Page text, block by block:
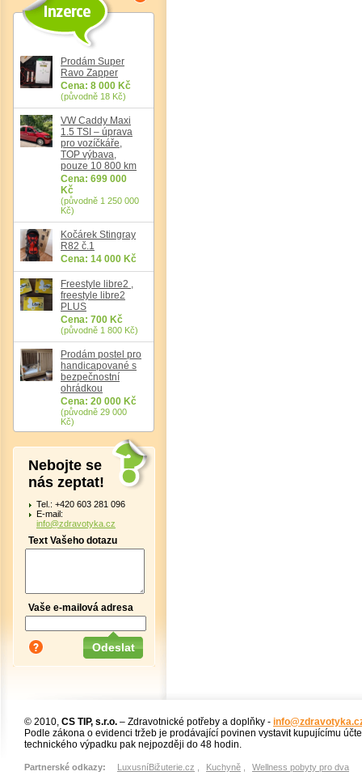
Prodám Super
Ravo Zapper
Cena: 8 000 Kč
(původně 18 Kč)
VW Caddy Maxi
1.5 TSI – úprava
pro vozíčkáře,
TOP výbava,
pouze 10 800 km
Cena: 699 000
Kč
(původně 1 250 000
Kč)
Kočárek Stingray
R82 č.1
Cena: 14 000 Kč
Freestyle libre2 ,
freestyle libre2
PLUS
Cena: 700 Kč
(původně 1 800 Kč)
Prodám postel pro
handicapované s
bezpečnostní
ohrádkou
Cena: 20 000 Kč
(původně 29 000
Kč)
Nebojte se
nás zeptat!
Tel.: +420 603 281 096
E-mail:
info@zdravotyka.cz
Text Vašeho dotazu
Vaše e-mailová adresa
© 2010, CS TIP, s.r.o. – Zdravotnické potřeby a doplňky -
Podle zákona o evidenci tržeb je prodávající povinen vystavit kupujícímu
technického výpadku pak nejpozději do 48 hodin.
Partnerské odkazy: LuxusníBižuterie.cz Kuchyně Wellness pobyty pro dva